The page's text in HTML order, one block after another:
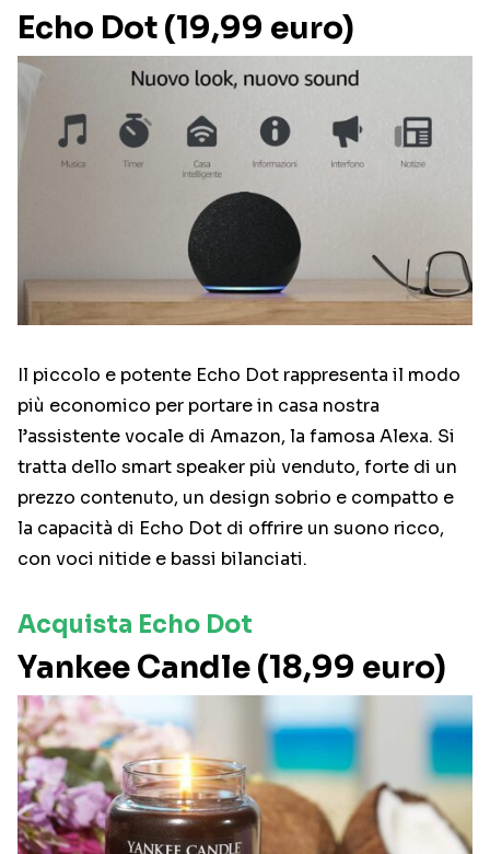
Echo Dot (19,99 euro)
Il piccolo e potente Echo Dot rappresenta il modo
più economico per portare in casa nostra
l’assistente vocale di Amazon, la famosa Alexa. Si
tratta dello smart speaker più venduto, forte di un
prezzo contenuto, un design sobrio e compatto e
la capacità di Echo Dot di offrire un suono ricco,
con voci nitide e bassi bilanciati.
Acquista Echo Dot
Yankee Candle (18,99 euro)